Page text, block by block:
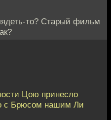
то? Старый фильм
Цою принесло
с Брюсом нашим Ли